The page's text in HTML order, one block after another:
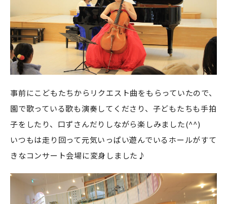
事前にこどもたちからリクエスト曲をもらっていたので、
園で歌っている歌も演奏してくださり、子どもたちも手拍
子をしたり、口ずさんだりしながら楽しみました(^^)
いつもは走り回って元気いっぱい遊んでいるホールがすて
きなコンサート会場に変身しました♪